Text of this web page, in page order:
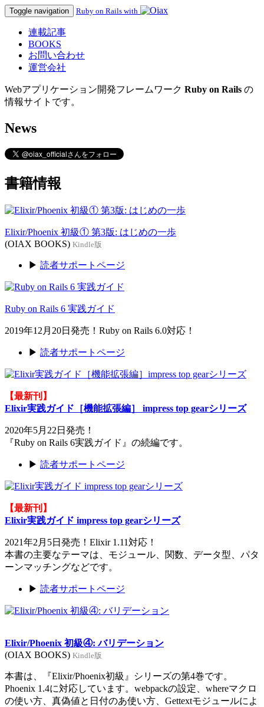
Toggle navigation Ruby on Rails with
連載記事
BOOKS
お問い合わせ
運営会社
Webアプリケーション開発フレームワーク Ruby on Rails の
情報サイトです。
News
書籍情報
Elixir/Phoenix 初級① 第3版: はじめの一歩
(OIAX BOOKS) Kindle版
▶ 読者サポートページ
Ruby on Rails 6 実践ガイド
2019年12月20日発売！Ruby on Rails 6.0対応！
▶ 読者サポートページ
【最新刊】
Elixir実践ガイド［機能拡張編］ impress top gearシリーズ
2020年5月22日発売！
『Ruby on Rails 6実践ガイド』の続編です。
▶ 読者サポートページ
【最新刊】
Elixir実践ガイド impress top gearシリーズ
2021年2月5日発売！Elixir 1.11対応！
本書の主要なテーマは、モジュール、関数、データ型、パタ
ーンマッチングなどです。
▶ 読者サポートページ
Elixir/Phoenix 初級④: バリデーション
(OIAX BOOKS) Kindle版
本書は、『Elixir/Phoenix初級』シリーズの第4巻です。
Phoenix 1.4に対応しています。webpackの設定、whereマクロ
の使い方、真偽値と日付のあ使い方、Gettextモジュールによ